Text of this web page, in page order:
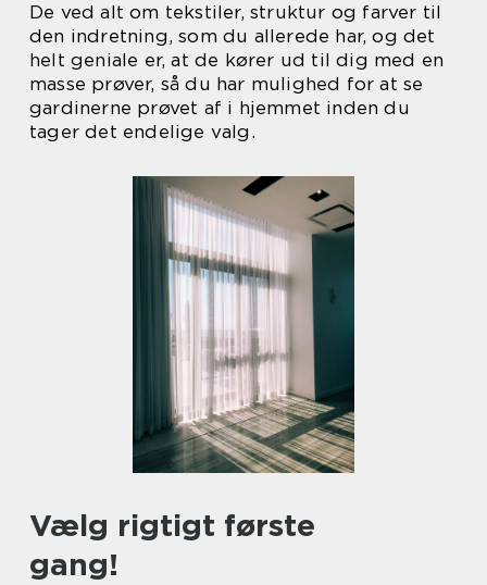
De ved alt om tekstiler, struktur og farver til
den indretning, som du allerede har, og det
helt geniale er, at de kører ud til dig med en
masse prøver, så du har mulighed for at se
gardinerne prøvet af i hjemmet inden du
tager det endelige valg.
Vælg rigtigt første
gang!